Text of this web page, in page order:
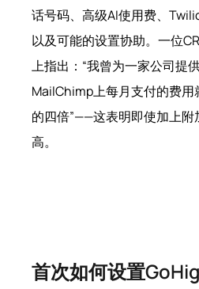
话号码、高级AI使用费、
以及可能的设置协助。一位
上指出：“我曾为一家公司提
MailChimp上每月支付的费
的四倍”——这表明即使加上附
高。
首次如何设置